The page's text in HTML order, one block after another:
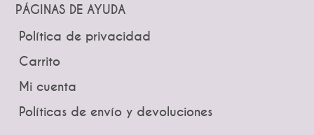
PÁGINAS DE AYUDA
Política de privacidad
Carrito
Mi cuenta
Políticas de envío y devoluciones